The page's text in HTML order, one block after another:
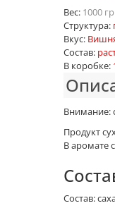
Вес: 1000 гр
Структура:
Вкус:
Состав:
В коробке:
Внимание:
Продукт
В аромате
Состав: